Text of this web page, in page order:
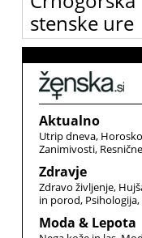
stenske ure
Črnogorska različica
Aktualno
Utrip dneva
Zanimivosti
Zdravje
Zdravo življenje
in porod Psihologija
Moda & Lepota